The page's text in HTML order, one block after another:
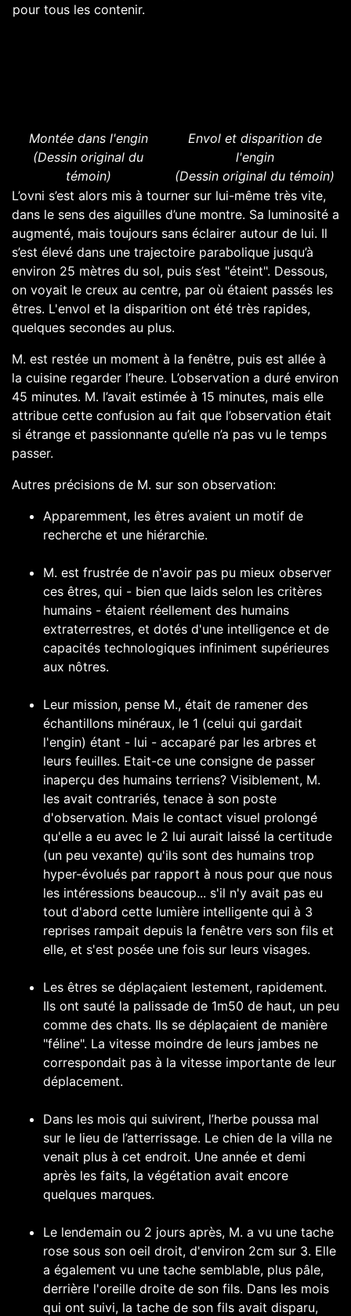
pour tous les contenir.
Montée dans l'engin
(Dessin original du
témoin)
Envol et disparition de
l'engin
(Dessin original du témoin)
L’ovni s’est alors mis à tourner sur lui-même très vite,
dans le sens des aiguilles d’une montre. Sa luminosité a
augmenté, mais toujours sans éclairer autour de lui. Il
s’est élevé dans une trajectoire parabolique jusqu’à
environ 25 mètres du sol, puis s’est "éteint". Dessous,
on voyait le creux au centre, par où étaient passés les
êtres. L'envol et la disparition ont été très rapides,
quelques secondes au plus.
M. est restée un moment à la fenêtre, puis est allée à
la cuisine regarder l’heure. L’observation a duré environ
45 minutes. M. l’avait estimée à 15 minutes, mais elle
attribue cette confusion au fait que l’observation était
si étrange et passionnante qu’elle n’a pas vu le temps
passer.
Autres précisions de M. sur son observation:
Apparemment, les êtres avaient un motif de
recherche et une hiérarchie.
M. est frustrée de n'avoir pas pu mieux observer
ces êtres, qui - bien que laids selon les critères
humains - étaient réellement des humains
extraterrestres, et dotés d'une intelligence et de
capacités technologiques infiniment supérieures
aux nôtres.
Leur mission, pense M., était de ramener des
échantillons minéraux, le 1 (celui qui gardait
l'engin) étant - lui - accaparé par les arbres et
leurs feuilles. Etait-ce une consigne de passer
inaperçu des humains terriens? Visiblement, M.
les avait contrariés, tenace à son poste
d'observation. Mais le contact visuel prolongé
qu'elle a eu avec le 2 lui aurait laissé la certitude
(un peu vexante) qu'ils sont des humains trop
hyper-évolués par rapport à nous pour que nous
les intéressions beaucoup... s'il n'y avait pas eu
tout d'abord cette lumière intelligente qui à 3
reprises rampait depuis la fenêtre vers son fils et
elle, et s'est posée une fois sur leurs visages.
Les êtres se déplaçaient lestement, rapidement.
Ils ont sauté la palissade de 1m50 de haut, un peu
comme des chats. Ils se déplaçaient de manière
"féline". La vitesse moindre de leurs jambes ne
correspondait pas à la vitesse importante de leur
déplacement.
Dans les mois qui suivirent, l’herbe poussa mal
sur le lieu de l’atterrissage. Le chien de la villa ne
venait plus à cet endroit. Une année et demi
après les faits, la végétation avait encore
quelques marques.
Le lendemain ou 2 jours après, M. a vu une tache
rose sous son oeil droit, d'environ 2cm sur 3. Elle
a également vu une tache semblable, plus pâle,
derrière l'oreille droite de son fils. Dans les mois
qui ont suivi, la tache de son fils avait disparu,